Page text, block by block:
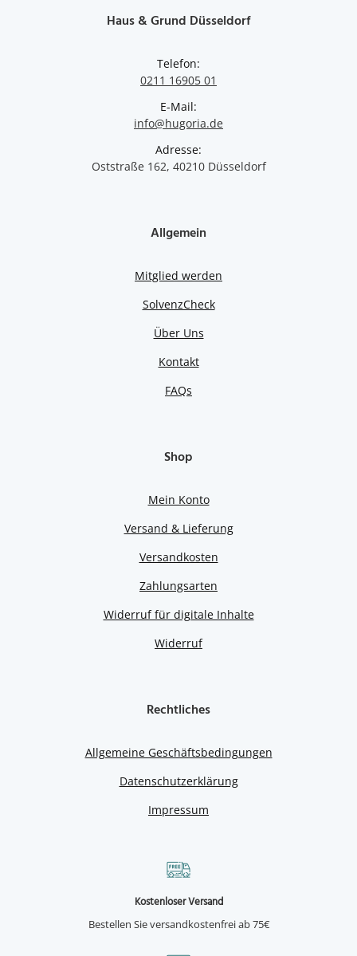
Haus & Grund Düsseldorf
Telefon:
0211 16905 01
E-Mail:
info@hugoria.de
Adresse:
Oststraße 162, 40210 Düsseldorf
Allgemein
Mitglied werden
SolvenzCheck
Über Uns
Kontakt
FAQs
Shop
Mein Konto
Versand & Lieferung
Versandkosten
Zahlungsarten
Widerruf für digitale Inhalte
Widerruf
Rechtliches
Allgemeine Geschäftsbedingungen
Datenschutzerklärung
Impressum
Kostenloser Versand
Bestellen Sie versandkostenfrei ab 75€